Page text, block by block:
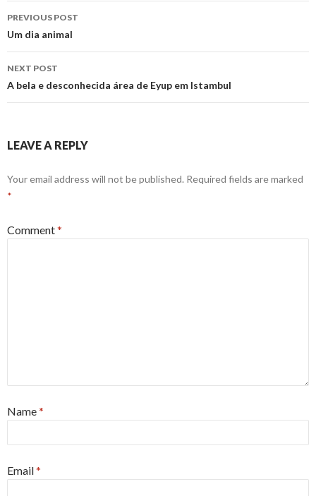
Post
navigation
PREVIOUS POST
Um dia animal
NEXT POST
A bela e desconhecida área de Eyup em Istambul
LEAVE A REPLY
Your email address will not be published. Required fields are marked
*
Comment*
Name*
Email*